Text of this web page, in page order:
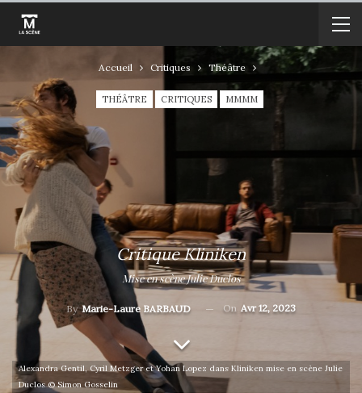
Accueil Critiques Théâtre
THÉÂTRE CRITIQUES MMMM
Critique Kliniken
Mise en scène Julie Duclos
ByMarie-Laure BARBAUD On Avr 12, 2023
Alexandra Gentil, Cyril Metzger et Yohan Lopez dans Kliniken mise en scène Julie
Duclos © Simon Gosselin